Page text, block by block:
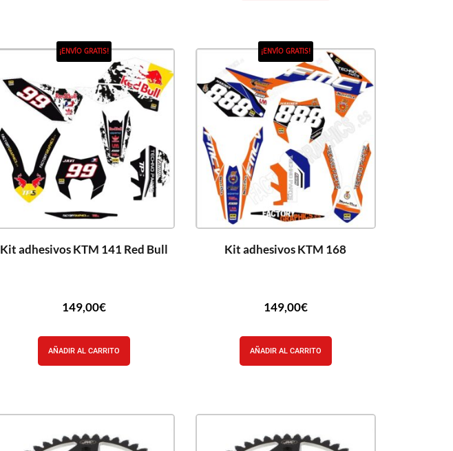
¡ENVÍO GRATIS!
Kit adhesivos KTM 141 Red Bull
149,00€
AÑADIR AL CARRITO
¡ENVÍO GRATIS!
Kit adhesivos KTM 168
149,00€
AÑADIR AL CARRITO